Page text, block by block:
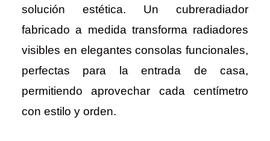
solución estética. Un cubreradiador
fabricado a medida transforma radiadores
visibles en elegantes consolas funcionales,
perfectas para la entrada de casa,
permitiendo aprovechar cada centímetro
con estilo y orden.